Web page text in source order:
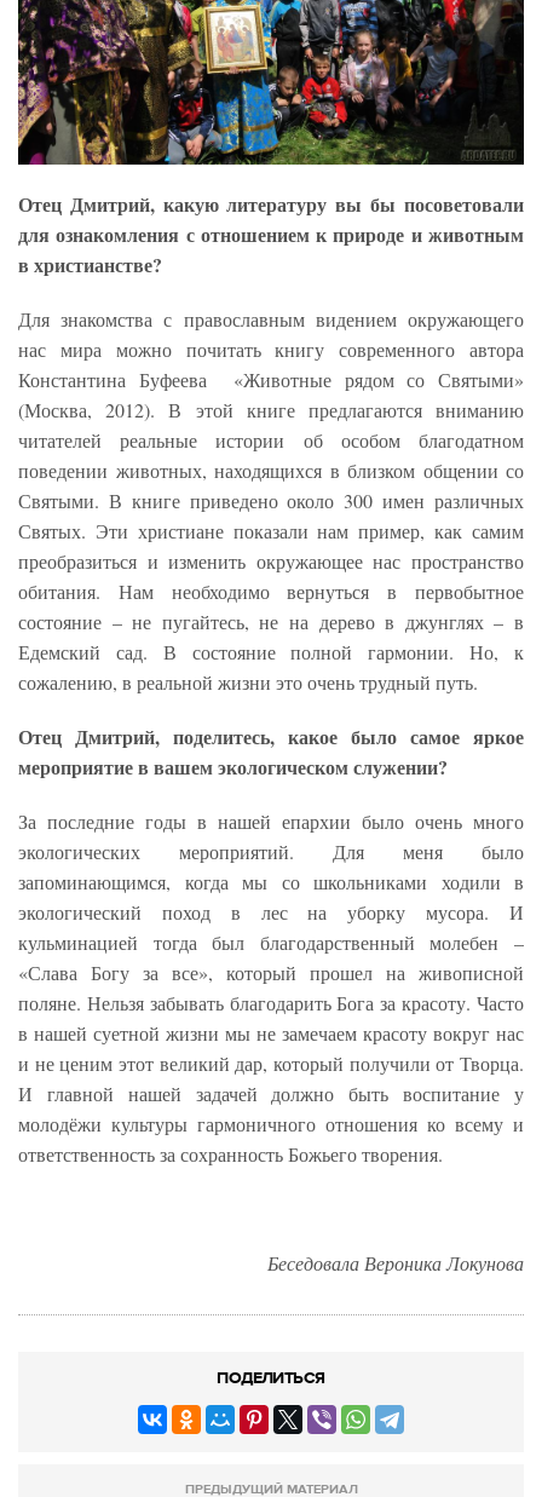
Отец Дмитрий, какую литературу вы бы посоветовали
для ознакомления с отношением к природе и животным
в христианстве?
Для знакомства с православным видением окружающего
нас мира можно почитать книгу современного автора
Константина Буфеева «Животные рядом со Святыми»
(Москва, 2012). В этой книге предлагаются вниманию
читателей реальные истории об особом благодатном
поведении животных, находящихся в близком общении со
Святыми. В книге приведено около 300 имен различных
Святых. Эти христиане показали нам пример, как самим
преобразиться и изменить окружающее нас пространство
обитания. Нам необходимо вернуться в первобытное
состояние – не пугайтесь, не на дерево в джунглях – в
Едемский сад. В состояние полной гармонии. Но, к
сожалению, в реальной жизни это очень трудный путь.
Отец Дмитрий, поделитесь, какое было самое яркое
мероприятие в вашем экологическом служении?
За последние годы в нашей епархии было очень много
экологических мероприятий. Для меня было
запоминающимся, когда мы со школьниками ходили в
экологический поход в лес на уборку мусора. И
кульминацией тогда был благодарственный молебен –
«Слава Богу за все», который прошел на живописной
поляне. Нельзя забывать благодарить Бога за красоту. Часто
в нашей суетной жизни мы не замечаем красоту вокруг нас
и не ценим этот великий дар, который получили от Творца.
И главной нашей задачей должно быть воспитание у
молодёжи культуры гармоничного отношения ко всему и
ответственность за сохранность Божьего творения.
Беседовала Вероника Локунова
ПОДЕЛИТЬСЯ
ПРЕДЫДУЩИЙ МАТЕРИАЛ